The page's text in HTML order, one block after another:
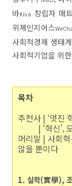
바Kiva 창립자 매
위체인지어스
사회적경제 생태
사회적기업을 위
목차
추천사 | ‘멋진
| ‘혁신’, 모
머리말 | 사회
않을 뿐이다
1. 실학(實學),